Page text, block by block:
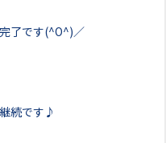
了です(^O^)／
続です♪